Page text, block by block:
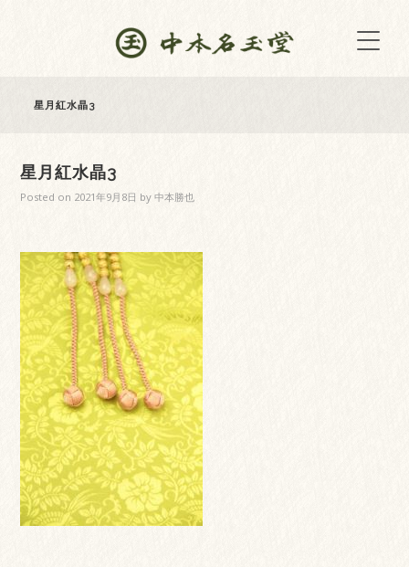
星月紅水晶3
星月紅水晶3
Posted on 2021年9月8日 by中本勝也